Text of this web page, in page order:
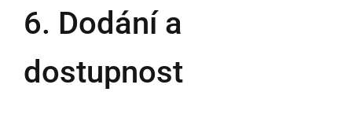
6. Dodání a
dostupnost